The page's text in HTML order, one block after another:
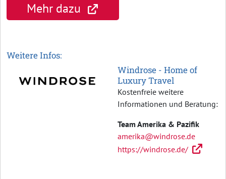
Mehr dazu
Weitere Infos:
Windrose - Home of
Luxury Travel
Kostenfreie weitere
Informationen und Beratung:
Team Amerika & Pazifik
amerika@windrose.de
https://windrose.de/